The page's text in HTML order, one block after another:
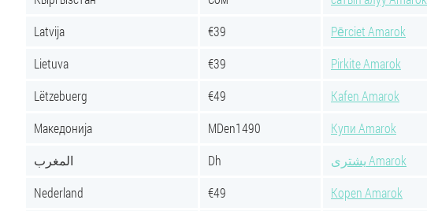
Latvija
€39
Pērciet Amarok
Lietuva
€39
Pirkite Amarok
Lëtzebuerg
€49
Kafen Amarok
Македонија
MDen1490
Купи Amarok
المغرب
Dh
يشترى Amarok
Nederland
€49
Kopen Amarok